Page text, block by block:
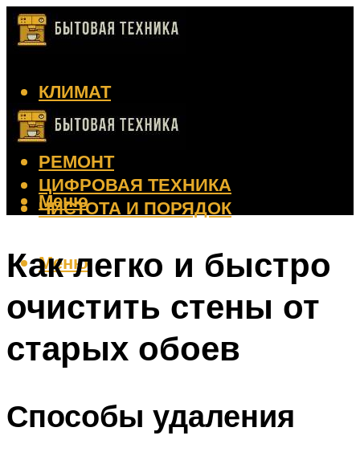
КЛИМАТ
КРАСОТА
КУХНЯ
РЕМОНТ
ЦИФРОВАЯ ТЕХНИКА
ЧИСТОТА И ПОРЯДОК
Меню
Меню
Как легко и быстро
очистить стены от
старых обоев
Способы удаления